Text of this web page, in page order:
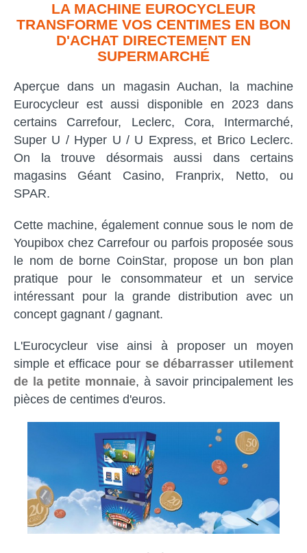
LA MACHINE EUROCYCLEUR
TRANSFORME VOS CENTIMES EN BON
D'ACHAT DIRECTEMENT EN
SUPERMARCHÉ
Aperçue dans un magasin Auchan, la machine
Eurocycleur est aussi disponible en 2023 dans
certains Carrefour, Leclerc, Cora, Intermarché,
Super U / Hyper U / U Express, et Brico Leclerc.
On la trouve désormais aussi dans certains
magasins Géant Casino, Franprix, Netto, ou
SPAR.
Cette machine, également connue sous le nom de
Youpibox chez Carrefour ou parfois proposée sous
le nom de borne CoinStar, propose un bon plan
pratique pour le consommateur et un service
intéressant pour la grande distribution avec un
concept gagnant / gagnant.
L'Eurocycleur vise ainsi à proposer un moyen
simple et efficace pour se débarrasser utilement
de la petite monnaie, à savoir principalement les
pièces de centimes d'euros.